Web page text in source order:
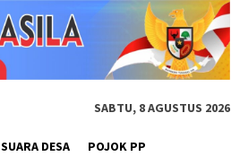
SABTU, 8 AGUSTUS 2026
SUARA DESA POJOK PP